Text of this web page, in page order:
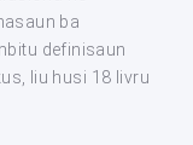
ba
definisaun
liu husi 18 livru